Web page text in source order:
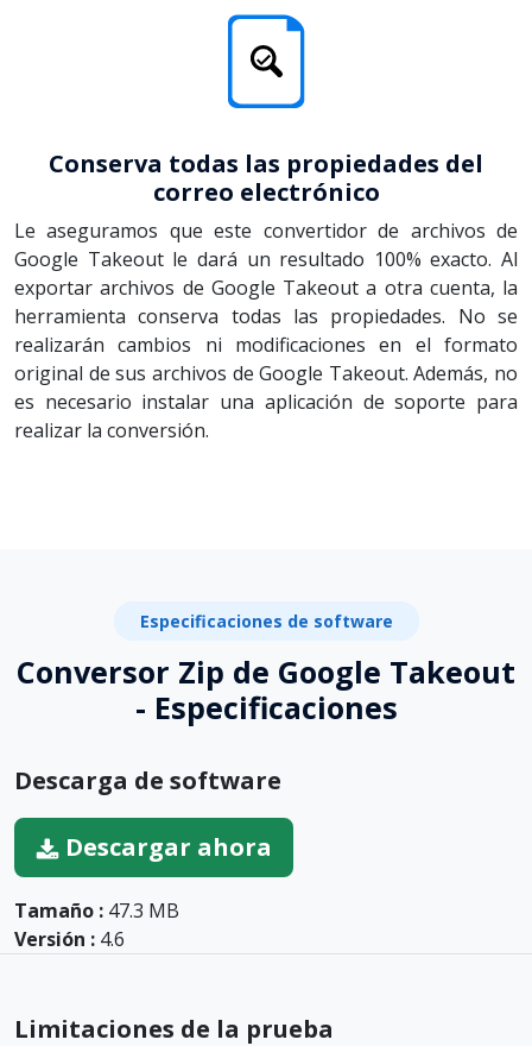
Conserva todas las propiedades del
correo electrónico
Le aseguramos que este convertidor de archivos de
Google Takeout le dará un resultado 100% exacto. Al
exportar archivos de Google Takeout a otra cuenta, la
herramienta conserva todas las propiedades. No se
realizarán cambios ni modificaciones en el formato
original de sus archivos de Google Takeout. Además, no
es necesario instalar una aplicación de soporte para
realizar la conversión.
Especificaciones de software
Conversor Zip de Google Takeout
- Especificaciones
Descarga de software
Descargar ahora
Tamaño : 47.3 MB
Versión : 4.6
Limitaciones de la prueba